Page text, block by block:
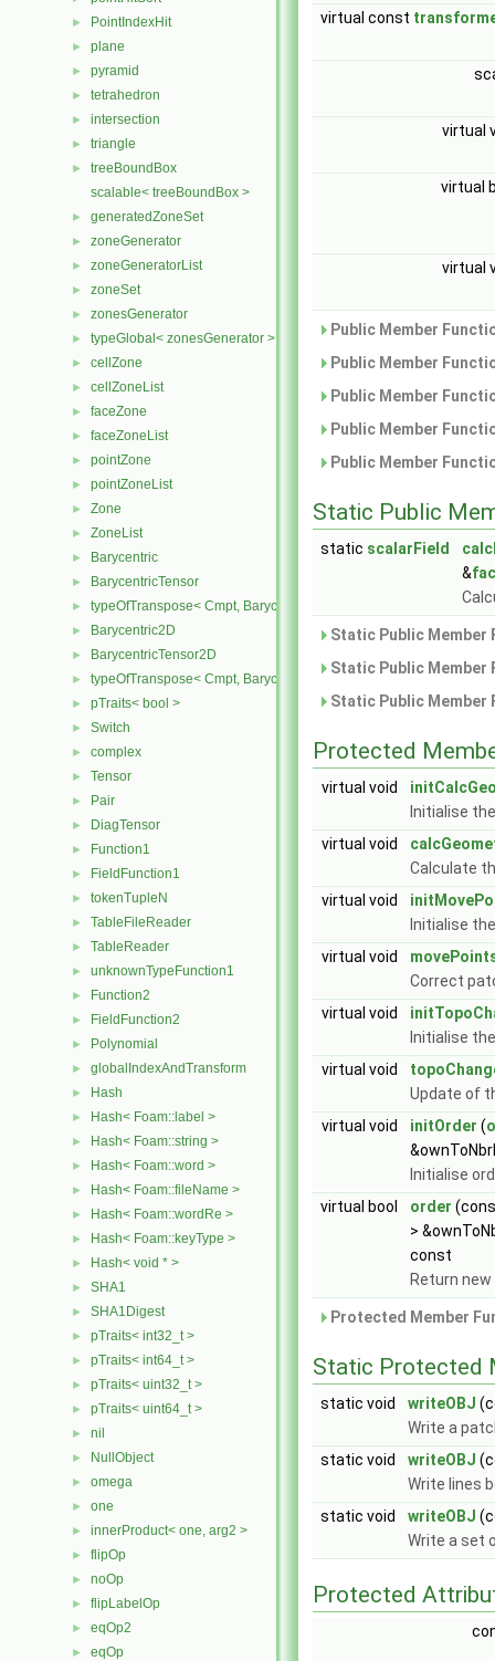
► PointIndexHit
► plane
► pyramid
► tetrahedron
► intersection
► triangle
►
treeBoundBox
scalable< treeBoundBox >
► generatedZoneSet
► zoneGenerator
► zoneGeneratorList
► zoneSet
► zonesGenerator
► typeGlobal< zonesGenerator >
► cellZone
► cellZoneList
► faceZone
► faceZoneList
► pointZone
► pointZoneList
► Zone
► ZoneList
► Barycentric
► BarycentricTensor
► typeOfTranspose< Cmpt, BarycentricTensor< Cmpt > >
► Barycentric2D
► BarycentricTensor2D
► typeOfTranspose< Cmpt, BarycentricTensor2D< Cmpt > >
► pTraits< bool >
► Switch
► complex
► Tensor
► Pair
► DiagTensor
► Function1
► FieldFunction1
► tokenTupleN
► TableFileReader
► TableReader
► unknownTypeFunction1
► Function2
► FieldFunction2
► Polynomial
► globalIndexAndTransform
► Hash
► Hash< Foam::label >
► Hash< Foam::string >
► Hash< Foam::word >
► Hash< Foam::fileName >
► Hash< Foam::wordRe >
► Hash< Foam::keyType >
► Hash< void * >
► SHA1
► SHA1Digest
► pTraits< int32_t >
► pTraits< int64_t >
► pTraits< uint32_t >
► pTraits< uint64_t >
► nil
► NullObject
► omega
► one
► innerProduct< one, arg2 >
► flipOp
► noOp
► flipLabelOp
► eqOp2
► eqOp
virtual const
virtual
virtual
virtual
Public Member
Public Member
Public Member
Public Member
Public Member
Static Public
static scalarField
&
Static Public
Static Public
Static Public
Protected
virtual void
Initialise
virtual void
Calculate
virtual void
Initialise
virtual void
Correct
virtual void
Initialise
virtual void
Update of
virtual void
initOrder (
Initialise
virtual bool
order
>
const
Return
Protected Member
Static Protected
static void writeOBJ
Write a
static void
writeOBJ
Write lines
static void
writeOBJ
Write a set
Protected